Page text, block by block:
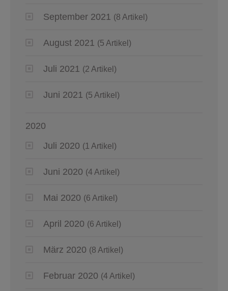
September 2021 (8 Artikel)
August 2021 (5 Artikel)
Juli 2021 (2 Artikel)
Juni 2021 (5 Artikel)
2020
Juli 2020 (1 Artikel)
Juni 2020 (4 Artikel)
Mai 2020 (6 Artikel)
April 2020 (6 Artikel)
März 2020 (8 Artikel)
Februar 2020 (4 Artikel)